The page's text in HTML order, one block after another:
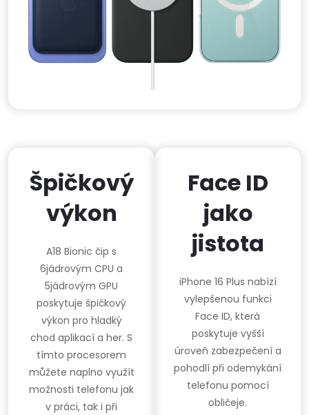
Špičkový
výkon
A18 Bionic čip s
6jádrovým CPU a
5jádrovým GPU
poskytuje špičkový
výkon pro hladký
chod aplikací a her. S
tímto procesorem
můžete naplno využít
možnosti telefonu jak
v práci, tak i při
Face ID
jako
jistota
iPhone 16 Plus nabízí
vylepšenou funkci
Face ID, která
poskytuje vyšší
úroveň zabezpečení a
pohodlí při odemykání
telefonu pomocí
obličeje.